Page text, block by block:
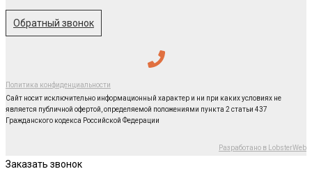
Обратный звонок
Политика конфиденциальности
Сайт носит исключительно информационный характер и ни при каких условиях не
является публичной офертой, определяемой положениями пункта 2 статьи 437
Гражданского кодекса Российской Федерации
Разработано в LobsterWeb
Заказать звонок